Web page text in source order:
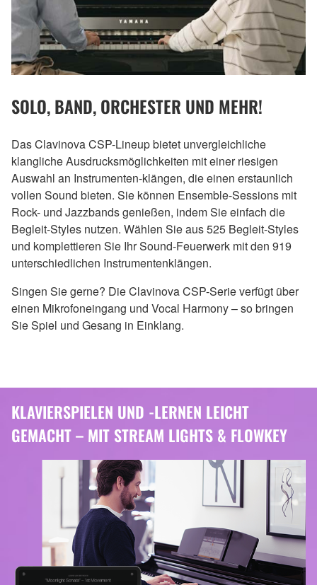
SOLO, BAND, ORCHESTER UND MEHR!
Das Clavinova CSP-Lineup bietet unvergleichliche
klangliche Ausdrucksmöglichkeiten mit einer riesigen
Auswahl an Instrumenten-klängen, die einen erstaunlich
vollen Sound bieten. Sie können Ensemble-Sessions mit
Rock- und Jazzbands genießen, indem Sie einfach die
Begleit-Styles nutzen. Wählen Sie aus 525 Begleit-Styles
und komplettieren Sie Ihr Sound-Feuerwerk mit den 919
unterschiedlichen Instrumentenklängen.
Singen Sie gerne? Die Clavinova CSP-Serie verfügt über
einen Mikrofoneingang und Vocal Harmony – so bringen
Sie Spiel und Gesang in Einklang.
KLAVIERSPIELEN UND -LERNEN LEICHT
GEMACHT – MIT STREAM LIGHTS & FLOWKEY